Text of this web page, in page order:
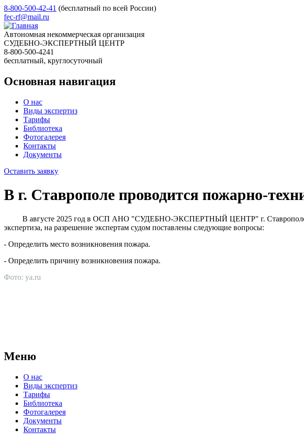
8-800-500-42-41 (бесплатный по всей России)
fec-rf@mail.ru
Автономная некоммерческая организация
СУДЕБНО-ЭКСПЕРТНЫЙ ЦЕНТР
8-800-500-4241
бесплатный, круглосуточный
Основная навигация
О нас
Виды экспертиз
Тарифы
Библиотека
Фотогалерея
Контакты
Документы
Оставить заявку
В г. Ставрополе проводится пожарно-
В августе 2025 год в ОСП АНО "СУДЕБНО-ЭКСПЕРТНЫЙ ЦЕНТР" г. Ставрополе по
экспертиза, на разрешение экспертам судом поставлены следующие вопросы:
- Определить место возникновения пожара.
- Определить причину возникновения пожара.
Фото: ya.ru
Меню
О нас
Виды экспертиз
Тарифы
Библиотека
Фотогалерея
Документы
Контакты